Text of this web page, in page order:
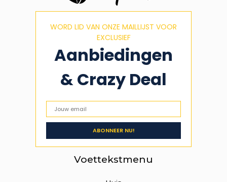
WORD LID VAN ONZE MAILLIJST VOOR
EXCLUSIEF
Aanbiedingen
& Crazy Deal
Voettekstmenu